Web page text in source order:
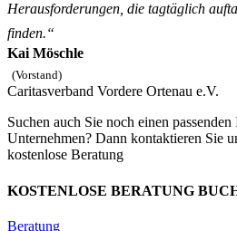
Herausforderungen, die tagtäglich
finden.“
Kai Möschle
(Vorstand)
Caritasverband Vordere Ortenau e.V.
Suchen auch Sie noch einen
Unternehmen? Dann kontaktieren Sie
kostenlose Beratung
KOSTENLOSE BERATUNG
Beratung